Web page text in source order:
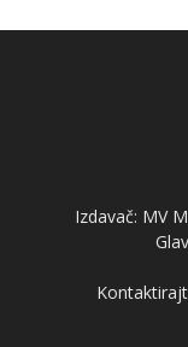
Izdavač: MV